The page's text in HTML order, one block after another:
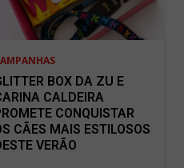
BOX DA ZU E
CALDEIRA
CONQUISTAR
CÃES MAIS ESTILOSOS
VERÃO